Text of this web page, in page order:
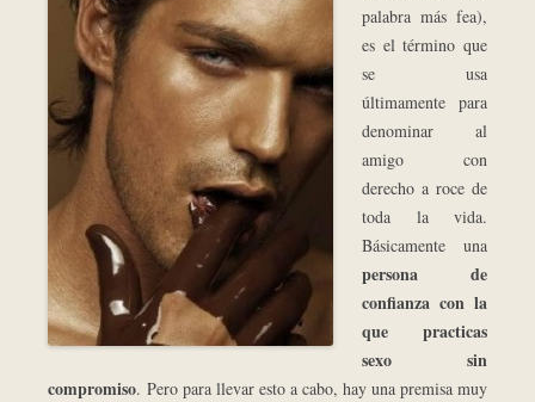
palabra más fea),
es el término que
se usa
últimamente para
denominar al
amigo con
derecho a roce de
toda la vida.
Básicamente una
persona de
confianza con la
que practicas
sexo sin
compromiso. Pero para llevar esto a cabo, hay una premisa muy